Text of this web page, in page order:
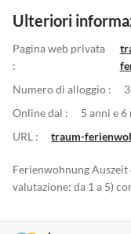
Ulteriori
Pagina web privata
:
Numero di alloggio :
Online dal :
5 anni e
URL :
traum-
Ferienwohnung
valutazione: da 1 a 5)